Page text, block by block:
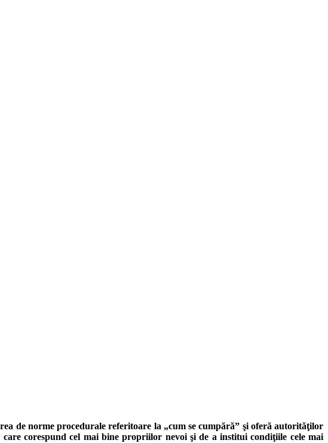
de norme procedurale referitoare la „cum se cumpără” şi oferă autorităţilor
corespund cel mai bine propriilor nevoi şi de a institui condiţiile cele mai